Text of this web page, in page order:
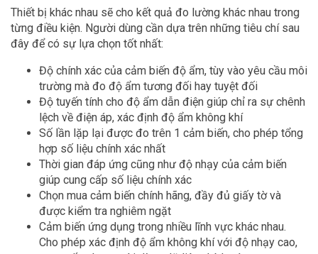
Thiết bị khác nhau sẽ cho kết quả đo lường khác nhau trong
từng điều kiện. Người dùng cần dựa trên những tiêu chí sau
đây để có sự lựa chọn tốt nhất:
Độ chính xác của cảm biến độ ẩm, tùy vào yêu cầu môi
trường mà đo độ ẩm tương đối hay tuyệt đối
Độ tuyến tính cho độ ẩm dẫn điện giúp chỉ ra sự chênh
lệch về điện áp, xác định độ ẩm không khí
Số lần lặp lại được đo trên 1 cảm biến, cho phép tổng
hợp số liệu chính xác nhất
Thời gian đáp ứng cũng như độ nhạy của cảm biến
giúp cung cấp số liệu chính xác
Chọn mua cảm biến chính hãng, đầy đủ giấy tờ và
được kiểm tra nghiêm ngặt
Cảm biến ứng dụng trong nhiều lĩnh vực khác nhau.
Cho phép xác định độ ẩm không khí với độ nhạy cao,